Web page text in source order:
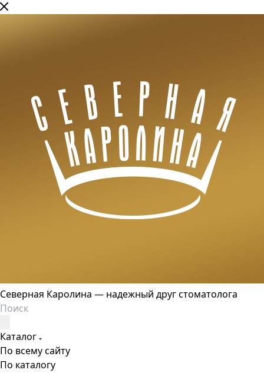
Северная Каролина — надежный друг стоматолога
Каталог
По всему сайту
По каталогу